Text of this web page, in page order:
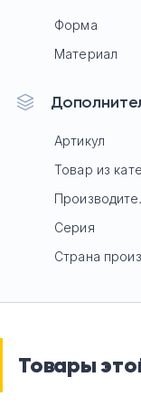
Форма
Материал
Артикул
Товар из
Серия
Страна
Товары